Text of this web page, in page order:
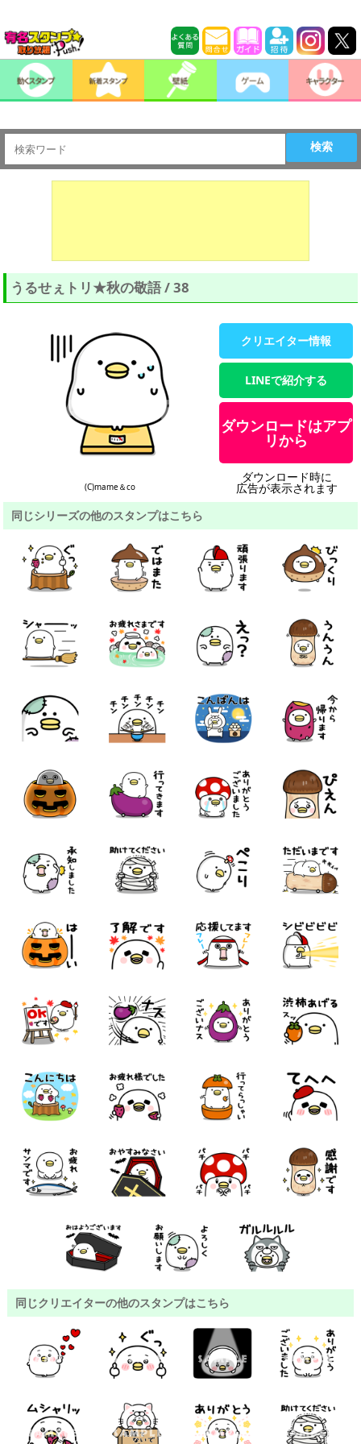
検索
うるせぇトリ★秋の敬語 / 38
(C)mame＆co
クリエイター情報
LINEで紹介する
ダウンロードはアプ
リから
ダウンロード時に
広告が表示されます
同じシリーズの他のスタンプはこちら
同じクリエイターの他のスタンプはこちら